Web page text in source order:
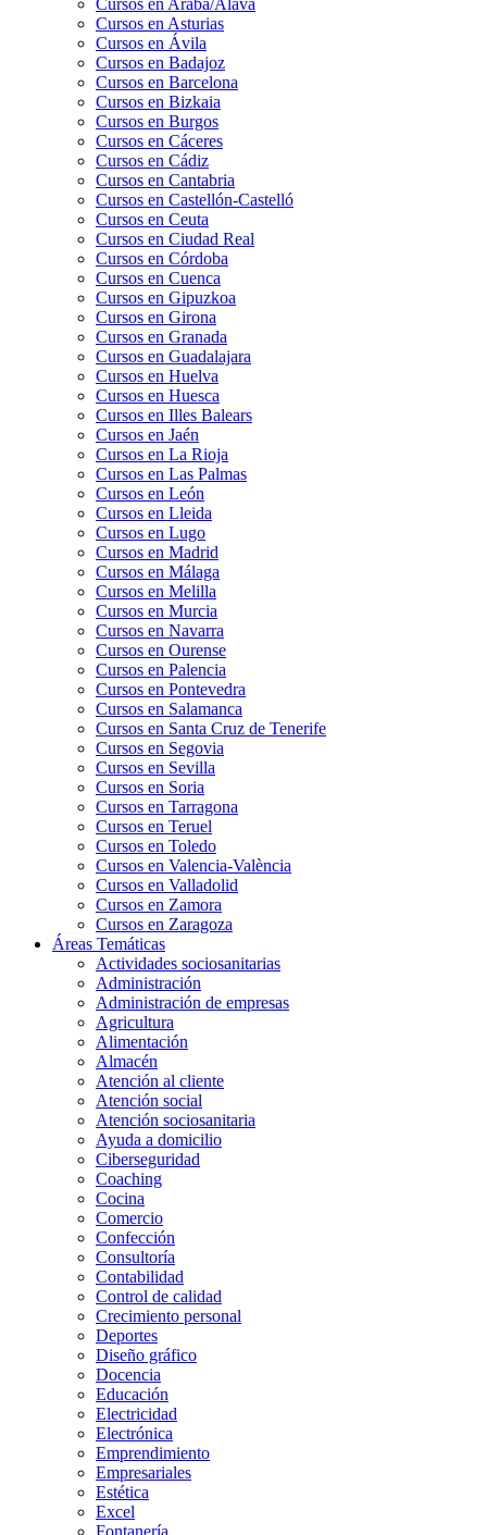
Cursos en Araba/Álava
Cursos en Asturias
Cursos en Ávila
Cursos en Badajoz
Cursos en Barcelona
Cursos en Bizkaia
Cursos en Burgos
Cursos en Cáceres
Cursos en Cádiz
Cursos en Cantabria
Cursos en Castellón-Castelló
Cursos en Ceuta
Cursos en Ciudad Real
Cursos en Córdoba
Cursos en Cuenca
Cursos en Gipuzkoa
Cursos en Girona
Cursos en Granada
Cursos en Guadalajara
Cursos en Huelva
Cursos en Huesca
Cursos en Illes Balears
Cursos en Jaén
Cursos en La Rioja
Cursos en Las Palmas
Cursos en León
Cursos en Lleida
Cursos en Lugo
Cursos en Madrid
Cursos en Málaga
Cursos en Melilla
Cursos en Murcia
Cursos en Navarra
Cursos en Ourense
Cursos en Palencia
Cursos en Pontevedra
Cursos en Salamanca
Cursos en Santa Cruz de Tenerife
Cursos en Segovia
Cursos en Sevilla
Cursos en Soria
Cursos en Tarragona
Cursos en Teruel
Cursos en Toledo
Cursos en Valencia-València
Cursos en Valladolid
Cursos en Zamora
Cursos en Zaragoza
Áreas Temáticas
Actividades sociosanitarias
Administración
Administración de empresas
Agricultura
Alimentación
Almacén
Atención al cliente
Atención social
Atención sociosanitaria
Ayuda a domicilio
Ciberseguridad
Coaching
Cocina
Comercio
Confección
Consultoría
Contabilidad
Control de calidad
Crecimiento personal
Deportes
Diseño gráfico
Docencia
Educación
Electricidad
Electrónica
Emprendimiento
Empresariales
Estética
Excel
Fontanería